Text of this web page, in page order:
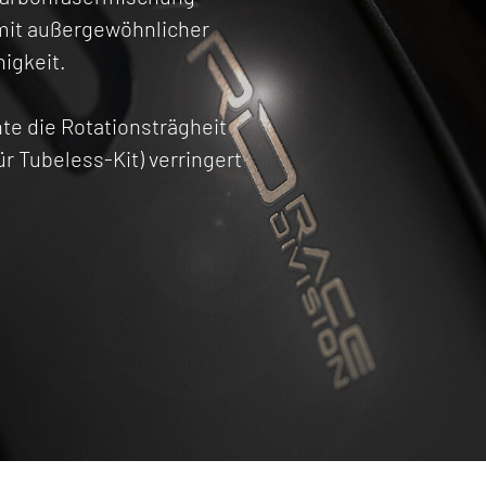
außergewöhnlicher
die Rotationsträgheit
Tubeless-Kit) verringert